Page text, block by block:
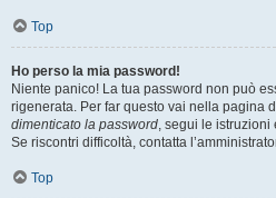
Top
Ho perso la mia password!
Niente panico! La tua password non può
rigenerata. Per far questo vai nella pagina
dimenticato la password , segui le
Se riscontri difficoltà, contatta
Top